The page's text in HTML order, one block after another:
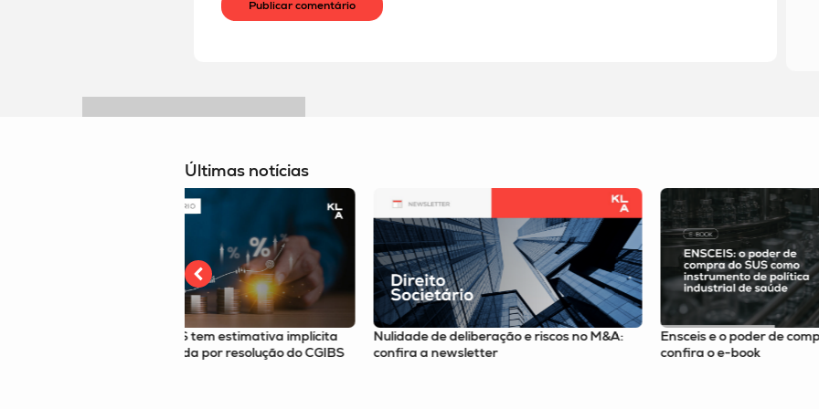
Últimas notícias
Nulidade de deliberação e riscos no M&A:
confira a newsletter
Ensceis e o poder de compra do SUS;
confira o e-book